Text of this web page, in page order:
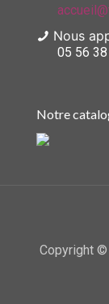
Nous
05 56
Notre
Copyright ©